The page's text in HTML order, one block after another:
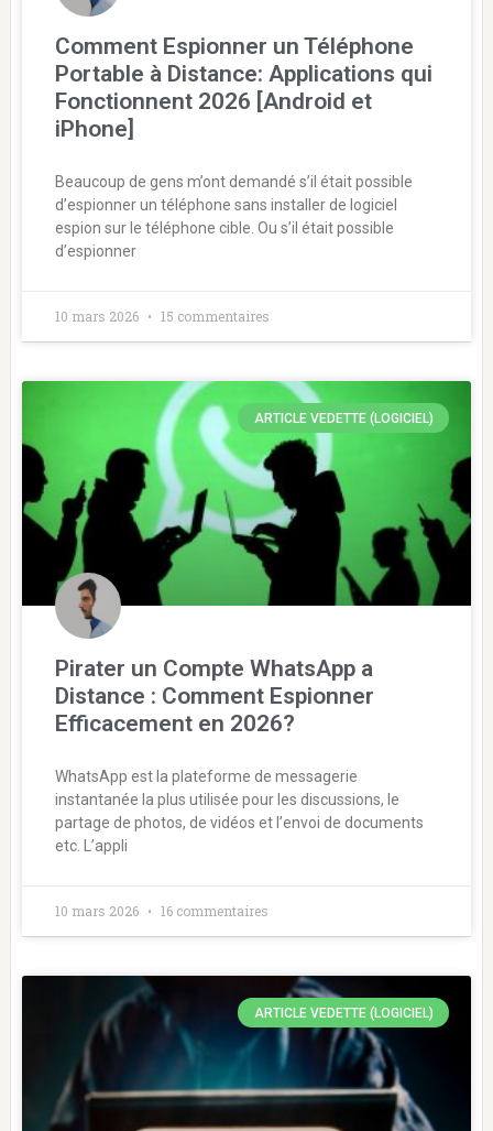
Comment Espionner un Téléphone
Portable à Distance: Applications qui
Fonctionnent 2026 [Android et
iPhone]
Beaucoup de gens m’ont demandé s’il était possible
d’espionner un téléphone sans installer de logiciel
espion sur le téléphone cible. Ou s’il était possible
d’espionner
10 mars 2026 15 commentaires
ARTICLE VEDETTE (LOGICIEL)
Pirater un Compte WhatsApp a
Distance : Comment Espionner
Efficacement en 2026?
WhatsApp est la plateforme de messagerie
instantanée la plus utilisée pour les discussions, le
partage de photos, de vidéos et l’envoi de documents
etc. L’appli
10 mars 2026 16 commentaires
ARTICLE VEDETTE (LOGICIEL)